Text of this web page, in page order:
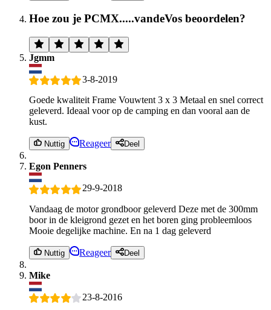
Hoe zou je PCMX.....vandeVos beoordelen?
Jgmm
3-8-2019
Goede kwaliteit Frame Vouwtent 3 x 3 Metaal en snel correct
geleverd. Ideaal voor op de camping en dan vooral aan de
kust.
Nuttig Reageer Deel
Egon Penners
29-9-2018
Vandaag de motor grondboor geleverd Deze met de 300mm
boor in de kleigrond gezet en het boren ging probleemloos
Mooie degelijke machine. En na 1 dag geleverd
Nuttig Reageer Deel
Mike
23-8-2016